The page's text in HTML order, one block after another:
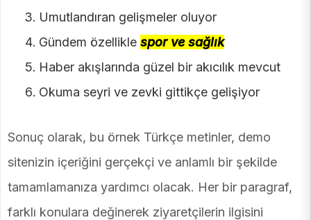
Umutlandıran gelişmeler oluyor
Gündem özellikle spor ve sağlık
Haber akışlarında güzel bir akıcılık mevcut
Okuma seyri ve zevki gittikçe gelişiyor
Sonuç olarak, bu örnek Türkçe metinler, demo
sitenizin içeriğini gerçekçi ve anlamlı bir şekilde
tamamlamanıza yardımcı olacak. Her bir paragraf,
farklı konulara değinerek ziyaretçilerin ilgisini